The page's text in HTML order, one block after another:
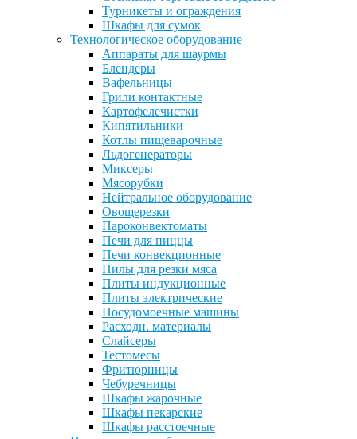
Турникеты и ограждения
Шкафы для сумок
Технологическое оборудование
Аппараты для шаурмы
Блендеры
Вафельницы
Грили контактные
Картофелечистки
Кипятильники
Котлы пищеварочные
Льдогенераторы
Миксеры
Мясорубки
Нейтральное оборудование
Овощерезки
Пароконвектоматы
Печи для пиццы
Печи конвекционные
Пилы для резки мяса
Плиты индукционные
Плиты электрические
Посудомоечные машины
Расходн. материалы
Слайсеры
Тестомесы
Фритюрницы
Чебуречницы
Шкафы жарочные
Шкафы пекарские
Шкафы расстоечные